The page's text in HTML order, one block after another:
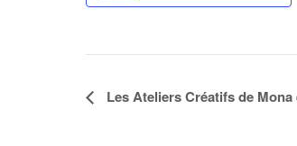
Navigation
Les Ateliers Créatifs de Mona